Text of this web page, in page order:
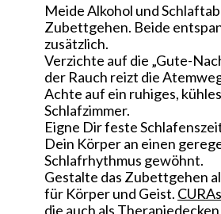
Meide Alkohol und
Zubettgehen. Beide
zusätzlich.
Verzichte auf die „Gute-
der Rauch reizt die
Achte auf ein ruhiges,
Schlafzimmer.
Eigne Dir feste
Dein Körper an einen
Schlafrhythmus gewöhnt.
Gestalte das Zubettgehen
für Körper und Geist.
die auch als